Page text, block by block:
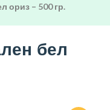
ориз – 500 гр.
бел